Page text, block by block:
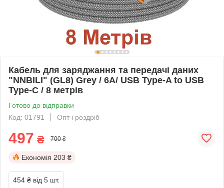
Кабель для заряджання та передачі даних
"NNBILI" (GL8) Grey / 6A/ USB Type-A to USB
Type-C / 8 метрів
Готово до відправки
Код: 01791
Опт і роздріб
497 ₴ 700 ₴
Економія 203 ₴
454 ₴ від 5 шт.